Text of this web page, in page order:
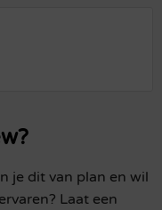
je dit van plan en wil
Laat een